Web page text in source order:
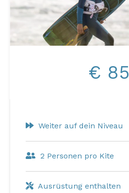
€ 85
Weiter auf dein Niveau
2 Personen pro Kite
Ausrüstung enthalten